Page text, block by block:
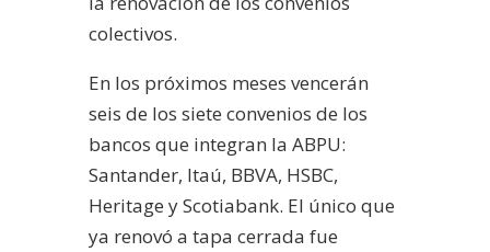
colectivos.
En los próximos meses vencerán
seis de los siete convenios de los
bancos que integran la ABPU:
Santander, Itaú, BBVA, HSBC,
Heritage y Scotiabank. El único que
ya renovó a tapa cerrada fue